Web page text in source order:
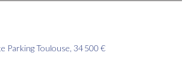
Parking Toulouse, 34 500 €